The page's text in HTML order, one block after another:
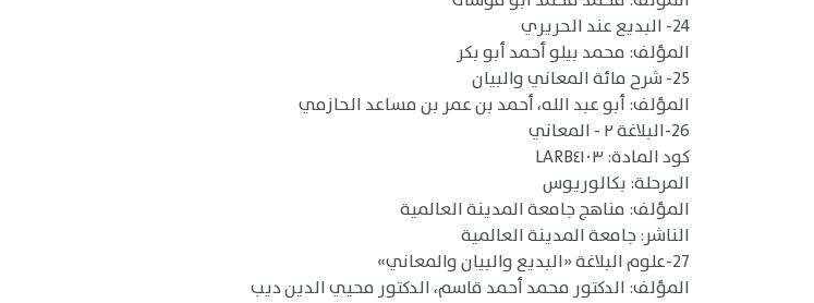
24- البديع عند الحريري
المؤلف: محمد بيلو أحمد أبو بكر
25- شرح مائة المعاني والبيان
المؤلف: أبو عبد الله، أحمد بن عمر بن مساعد الحازمي
26-البلاغة ٢ - المعاني
كود المادة: LARB٤١٠٣
المرحلة: بكالوريوس
المؤلف: مناهج جامعة المدينة العالمية
الناشر: جامعة المدينة العالمية
27-علوم البلاغة «البديع والبيان والمعاني»
المؤلف: الدكتور محمد أحمد قاسم، الدكتور محيي الدين ديب